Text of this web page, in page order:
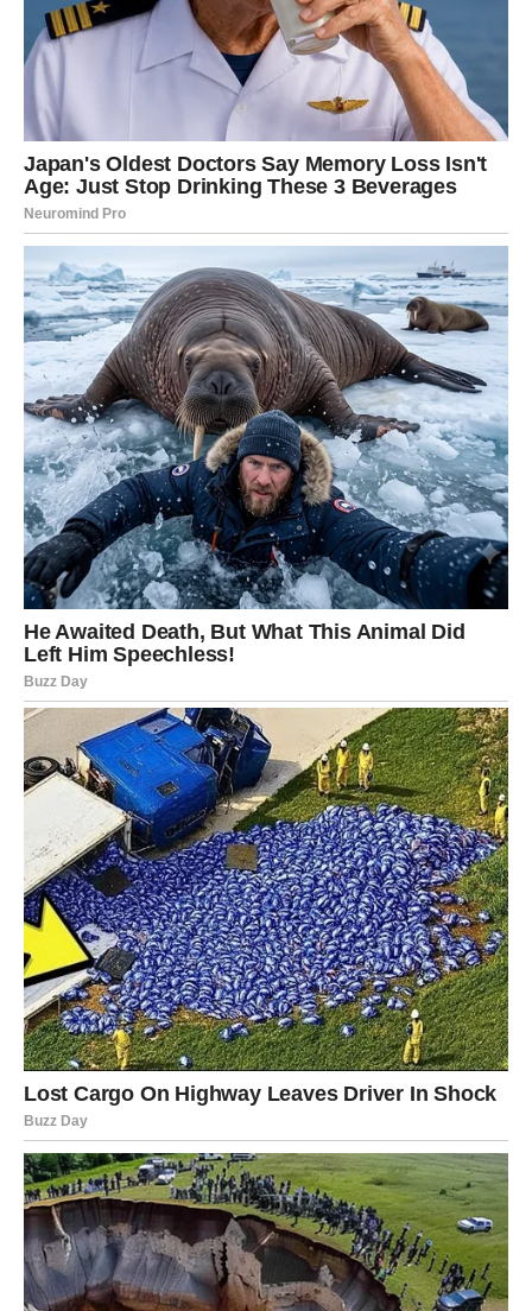
vremena obroka i kardiovaskularnog zdravlja”, izjavio je
Bernard Srour, farmaceut i koautor istraživanja, ističući da
su ranije studije povezivale preskakanje doručka s lošijim
metaboličkim zdravljem, ali nisu razmatrale vremenski
raspored obroka.
Srour i njegov tim namjeravali su istražiti ima li vrijeme obroka
značajan utjecaj na zdravlje srca, što bi potencijalno moglo
dovesti do novih preventivnih pristupa. Svaki dodatni sat
odgađanja prvog dnevnog obroka povezan je s povećanim
rizikom od svih kardiovaskularnih bolesti. Svaki sat kašnjenja
doručka može nepovoljno utjecati na zdravlje srca.
Podatke su prikupili istraživači koji su pratili
zdravstveno ponašanje preko 103.000 odraslih osoba,
od kojih su većina bile žene. Praksa prehrane sudionika
promatrana je u prosjeku 7,2 godine, otkrivajući da je
svaki dodatni sat odgađanja prvog obroka u danu
povezan s povećanim rizikom od svih
kardiovaskularnih bolesti. Ovaj se obrazac također
odnosio na kašnjenja u konzumiranju posljednjeg
obroka u danu.
Pojedinci koji su večerali nakon 21 sat. suočeni s 28 posto
većim rizikom od kardiovaskularnih bolesti u usporedbi s
onima koji su večerali prije 20 sati. Vremenom obroka upravlja
unutarnji sat tijela. Srour sugerira da je odnos između vremena
obroka i kardiovaskularnog zdravlja povezan s tjelesnim
cirkadijalnim ritmom.
Prema njegovim riječima, biološki sat diktira vrijeme
obroka i sastavni je dio raznih cirkadijalnih funkcija,
uključujući regulaciju krvnog tlaka, metabolizam i
lučenje hormona, a sve to značajno utječe na zdravlje
srca. Primijetio je da naš prirodni cirkadijalni ritam
također ima dubok učinak na osjetljivost na inzulin.
Vrijeme obroka kontrolira biološki sat, koji igra ulogu u
raznim cirkadijalnim procesima.
Odgađanje doručka može dovesti do smanjene osjetljivosti na